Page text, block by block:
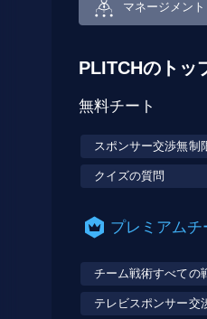
マネージメント
PLITCHのトッ
無料チート
スポンサー交渉無制
クイズの質問
プレミアムチ
チーム戦術すべての
テレビスポンサー交